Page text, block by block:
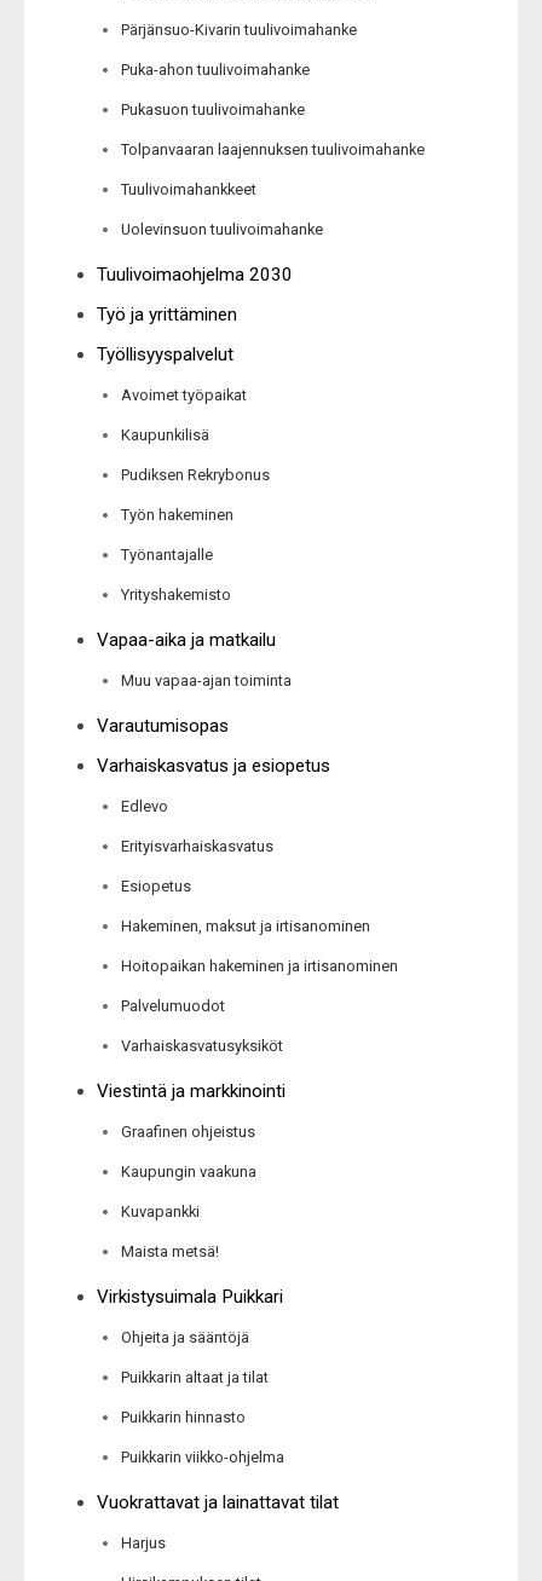
Pärjänsuo-Kivarin tuulivoimahanke
Puka-ahon tuulivoimahanke
Pukasuon tuulivoimahanke
Tolpanvaaran laajennuksen tuulivoimahanke
Tuulivoimahankkeet
Uolevinsuon tuulivoimahanke
Tuulivoimaohjelma 2030
Työ ja yrittäminen
Työllisyyspalvelut
Avoimet työpaikat
Kaupunkilisä
Pudiksen Rekrybonus
Työn hakeminen
Työnantajalle
Yrityshakemisto
Vapaa-aika ja matkailu
Muu vapaa-ajan toiminta
Varautumisopas
Varhaiskasvatus ja esiopetus
Edlevo
Erityisvarhaiskasvatus
Esiopetus
Hakeminen, maksut ja irtisanominen
Hoitopaikan hakeminen ja irtisanominen
Palvelumuodot
Varhaiskasvatusyksiköt
Viestintä ja markkinointi
Graafinen ohjeistus
Kaupungin vaakuna
Kuvapankki
Maista metsä!
Virkistysuimala Puikkari
Ohjeita ja sääntöjä
Puikkarin altaat ja tilat
Puikkarin hinnasto
Puikkarin viikko-ohjelma
Vuokrattavat ja lainattavat tilat
Harjus